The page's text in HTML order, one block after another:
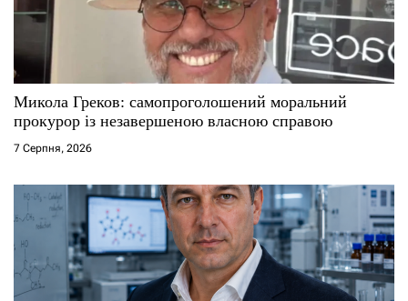
и
с
і
в
Микола Греков: самопроголошений моральний
прокурор із незавершеною власною справою
7 Серпня, 2026